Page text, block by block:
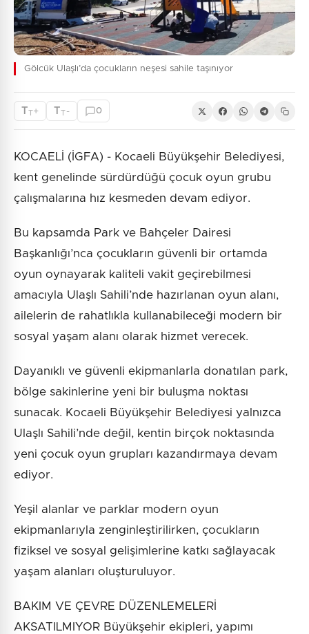
Gölcük Ulaşlı’da çocukların neşesi sahile taşınıyor
TT+ TT - 0
KOCAELİ (İGFA) - Kocaeli Büyükşehir Belediyesi,
kent genelinde sürdürdüğü çocuk oyun grubu
çalışmalarına hız kesmeden devam ediyor.
Bu kapsamda Park ve Bahçeler Dairesi
Başkanlığı’nca çocukların güvenli bir ortamda
oyun oynayarak kaliteli vakit geçirebilmesi
amacıyla Ulaşlı Sahili’nde hazırlanan oyun alanı,
ailelerin de rahatlıkla kullanabileceği modern bir
sosyal yaşam alanı olarak hizmet verecek.
Dayanıklı ve güvenli ekipmanlarla donatılan park,
bölge sakinlerine yeni bir buluşma noktası
sunacak. Kocaeli Büyükşehir Belediyesi yalnızca
Ulaşlı Sahili’nde değil, kentin birçok noktasında
yeni çocuk oyun grupları kazandırmaya devam
ediyor.
Yeşil alanlar ve parklar modern oyun
ekipmanlarıyla zenginleştirilirken, çocukların
fiziksel ve sosyal gelişimlerine katkı sağlayacak
yaşam alanları oluşturuluyor.
BAKIM VE ÇEVRE DÜZENLEMELERİ
AKSATILMIYOR Büyükşehir ekipleri, yapımı